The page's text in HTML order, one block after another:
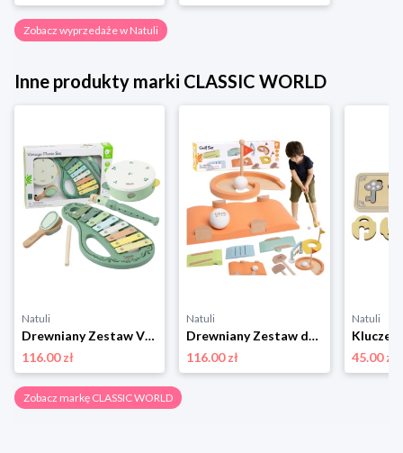
Zobacz wyprzedaże w Natuli
Inne produkty marki CLASSIC WORLD
Natuli
Drewniany Zestaw Vintage Instrumentów Muzycznych 18ms+, Classic World Classic world
116.00 zł
Natuli
Drewniany Zestaw do Gry w Golfa Różne Przeszkody, Classic World Classic world
116.00 zł
Natuli
45.00 zł
Zobacz markę CLASSIC WORLD